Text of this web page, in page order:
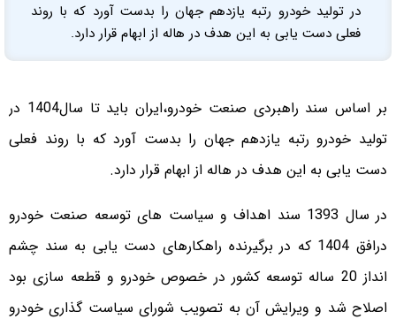
در تولید خودرو رتبه یازدهم جهان را بدست آورد که با روند
فعلی دست یابی به این هدف در هاله از ابهام قرار دارد.
بر اساس سند راهبردی صنعت خودرو،ایران باید تا سال1404 در
تولید خودرو رتبه یازدهم جهان را بدست آورد که با روند فعلی
دست یابی به این هدف در هاله از ابهام قرار دارد.
در سال 1393 سند اهداف و سیاست های توسعه صنعت خودرو
درافق 1404 که در برگیرنده راهکارهای دست یابی به سند چشم
انداز 20 ساله توسعه کشور در خصوص خودرو و قطعه سازی بود
اصلاح شد و ویرایش آن به تصویب شورای سیاست گذاری خودرو